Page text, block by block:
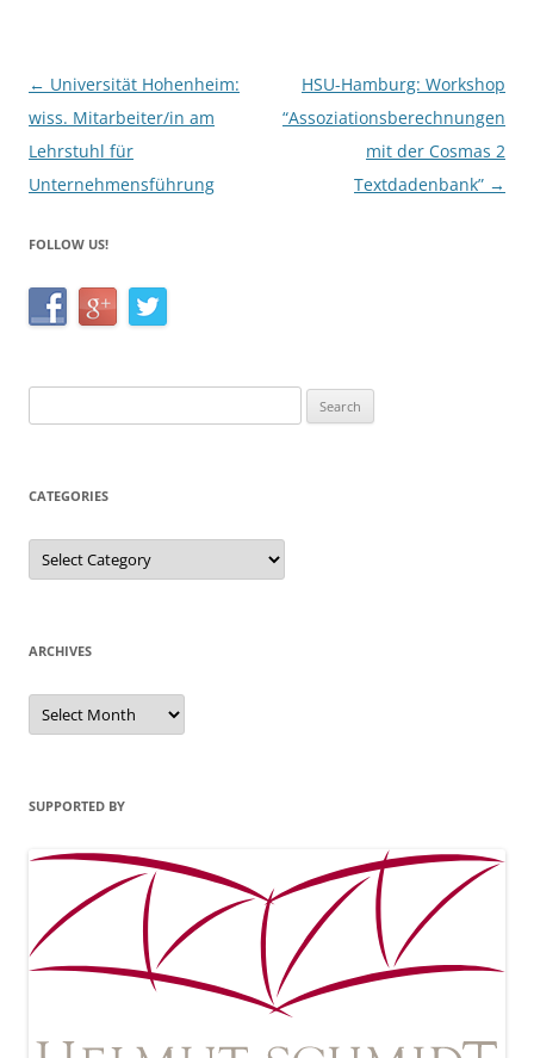
k
Post
navigation
← Universität Hohenheim:
wiss. Mitarbeiter/in am
Lehrstuhl für
Unternehmensführung
HSU-Hamburg: Workshop
“Assoziationsberechnungen
mit der Cosmas 2
Textdadenbank” →
FOLLOW US!
for:
CATEGORIES
Categories
ARCHIVES
Archives
SUPPORTED BY